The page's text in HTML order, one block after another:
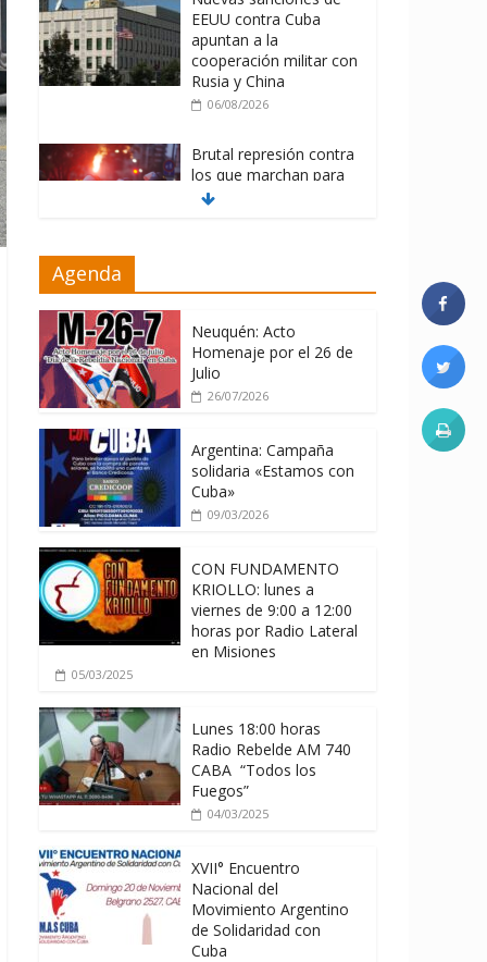
EEUU contra Cuba
apuntan a la
cooperación militar con
Rusia y China
06/08/2026
Brutal represión contra
los que marchan para
que no se venda la
La ONU condena
contra Cuba
06/08/2026
Agenda
Neuquén: Acto
Homenaje por el 26 de
Julio
26/07/2026
Argentina: Campaña
solidaria «Estamos con
Cuba»
09/03/2026
CON FUNDAMENTO
KRIOLLO: lunes a
viernes de 9:00 a 12:00
horas por Radio Lateral
en Misiones
05/03/2025
Lunes 18:00 horas
Radio Rebelde AM 740
CABA “Todos los
Fuegos”
04/03/2025
XVII° Encuentro
Nacional del
Movimiento Argentino
de Solidaridad con
Cuba